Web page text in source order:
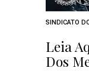
SINDICATO
Leia
Dos